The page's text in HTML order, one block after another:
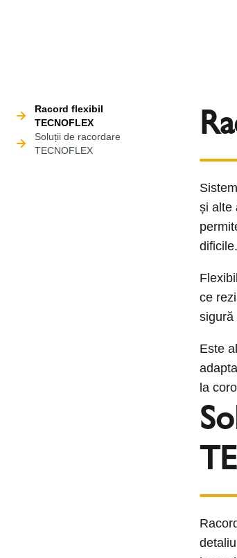
Racord flexibil
TECNOFLEX
Soluții de racordare
TECNOFLEX
și alte
dificile.
ce
sigură
Este
la